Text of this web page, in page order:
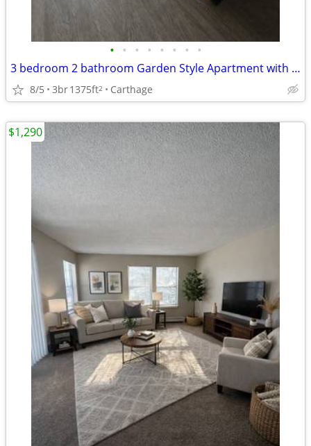
• • • • • • • •
3 bedroom 2 bathroom Garden Style Apartment with Garage
8/5 3br1375ft2 Carthage
$1,290